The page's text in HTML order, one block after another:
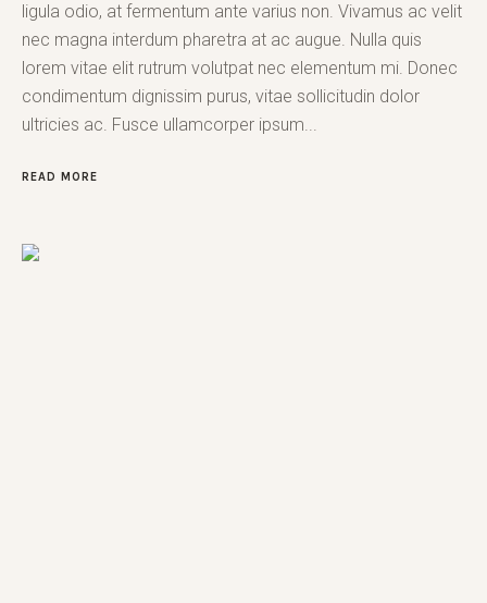
ligula odio, at fermentum ante varius non. Vivamus ac velit
nec magna interdum pharetra at ac augue. Nulla quis
lorem vitae elit rutrum volutpat nec elementum mi. Donec
condimentum dignissim purus, vitae sollicitudin dolor
ultricies ac. Fusce ullamcorper ipsum...
READ MORE